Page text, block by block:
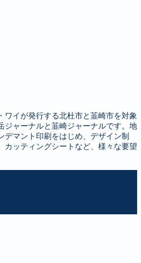
ワイが発行する北杜市と韮崎市を対象
ジャーナルと韮崎ジャーナルです。地
デマント印刷をはじめ、デザイン制
カッティングシートなど、様々な要望